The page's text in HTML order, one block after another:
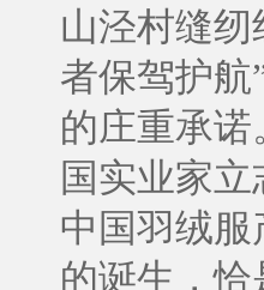
山泾村缝
者保驾护
的庄重承
国实业家
中国羽绒
的诞生，